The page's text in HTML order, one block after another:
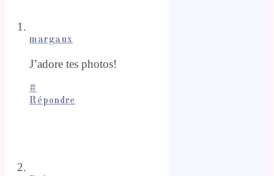
margaux
J’adore tes photos!
#
Répondre